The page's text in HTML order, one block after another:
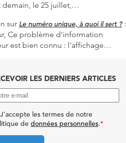
demain, le 25 juillet,…
sur Le numéro unique, à quoi il sert ?:
Ce problème d'information
est bien connu : l'affichage…
LES DERNIERS ARTICLES
J'accepte les termes de notre
de données personnelles.*